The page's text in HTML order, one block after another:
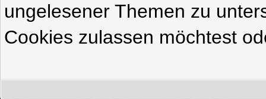
ungelesener Themen zu
Cookies zulassen möchtest